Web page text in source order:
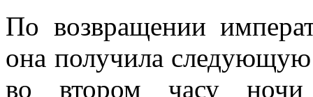
По возвращении
она получила
во втором часу ночи